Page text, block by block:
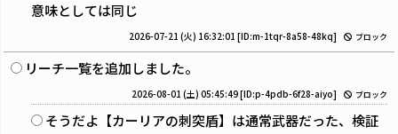
意味としては同じ
2026-07-21 (火) 16:32:01 [ID:m-1tqr-8a58-48kq] ブロック
リーチ一覧を追加しました。
2026-08-01 (土) 05:45:49[ID:p-4pdb-6f28-aiyo] ブロック
そうだよ【カーリアの刺突盾】は通常武器だった、検証